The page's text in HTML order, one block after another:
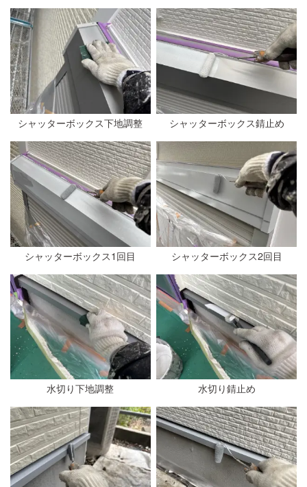
シャッターボックス下地調整 シャッターボックス錆止め
シャッターボックス1回目 シャッターボックス2回目
水切り下地調整 水切り錆止め